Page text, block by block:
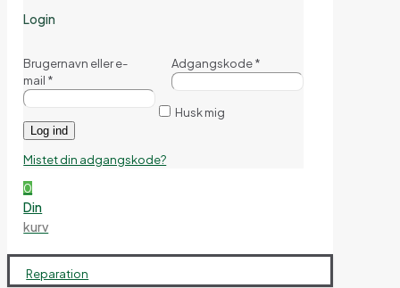
Login
Brugernavn eller e-
mail *
Adgangskode*
Husk mig
Log ind
Mistet din adgangskode?
0
Din
kurv
Reparation